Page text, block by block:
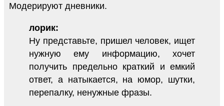
Модерируют дневники.
лорик:
Ну представьте, пришел человек, ищет
нужную ему информацию, хочет
получить предельно краткий и емкий
ответ, а натыкается, на юмор, шутки,
перепалку, ненужные фразы.